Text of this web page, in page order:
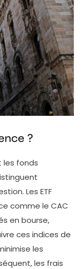
?
les fonds
Les ETF
comme le CAC
en bourse,
ces indices de
les
les frais